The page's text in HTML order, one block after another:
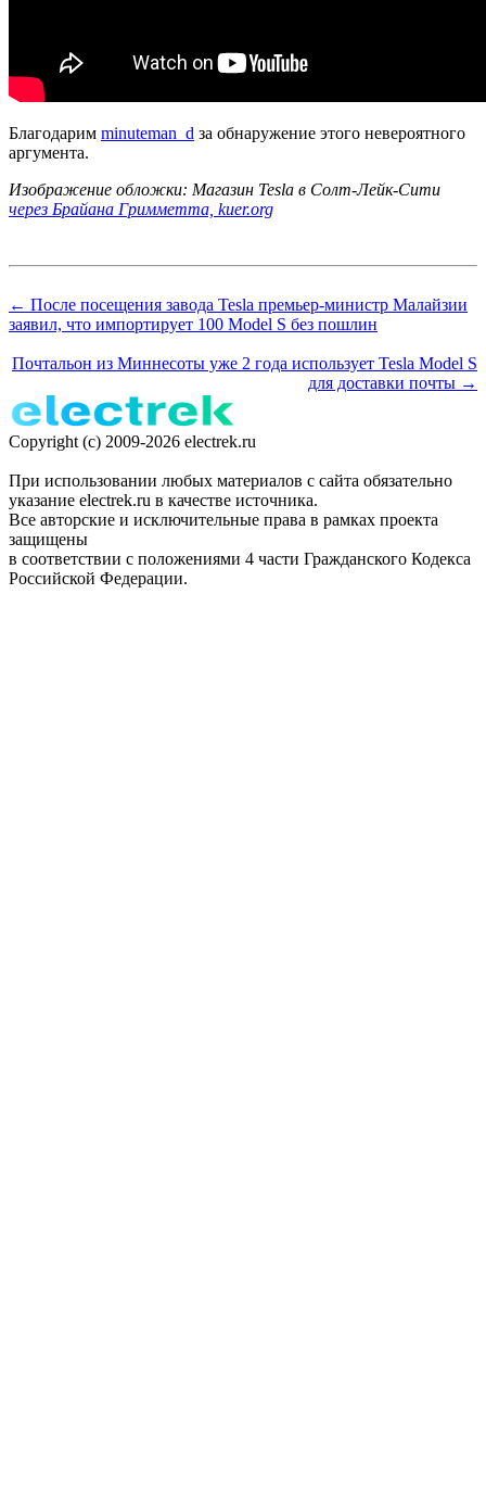
Благодарим minuteman_d за обнаружение этого невероятного
аргумента.
Изображение обложки: Магазин Tesla в Солт-Лейк-Сити
через Брайана Гримметта, kuer.org
← После посещения завода Tesla премьер-министр Малайзии
заявил, что импортирует 100 Model S без пошлин
Почтальон из Миннесоты уже 2 года использует Tesla Model S
для доставки почты →
Copyright (c) 2009-2026 electrek.ru
При использовании любых материалов с сайта обязательно
указание electrek.ru в качестве источника.
Все авторские и исключительные права в рамках проекта
защищены
в соответствии с положениями 4 части Гражданского Кодекса
Российской Федерации.